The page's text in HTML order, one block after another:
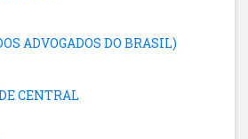
ADVOGADOS DO BRASIL)
CENTRAL